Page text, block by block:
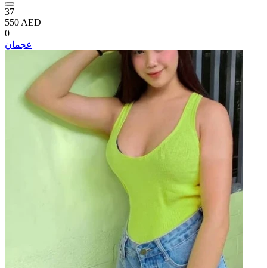
37
550 AED
0
عجمان